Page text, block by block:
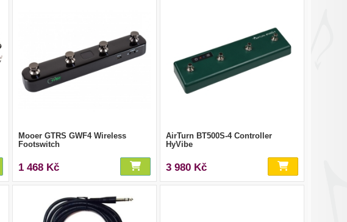
Mooer GTRS GWF4 Wireless
Footswitch
1 468 Kč
AirTurn BT500S-4 Controller
HyVibe
3 980 Kč